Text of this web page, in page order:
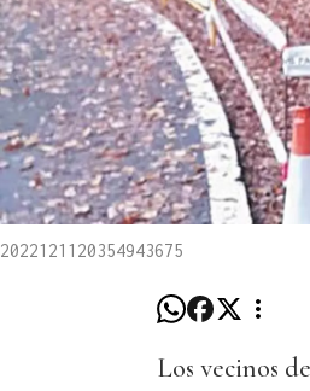
2022121120354943675
Los vecinos